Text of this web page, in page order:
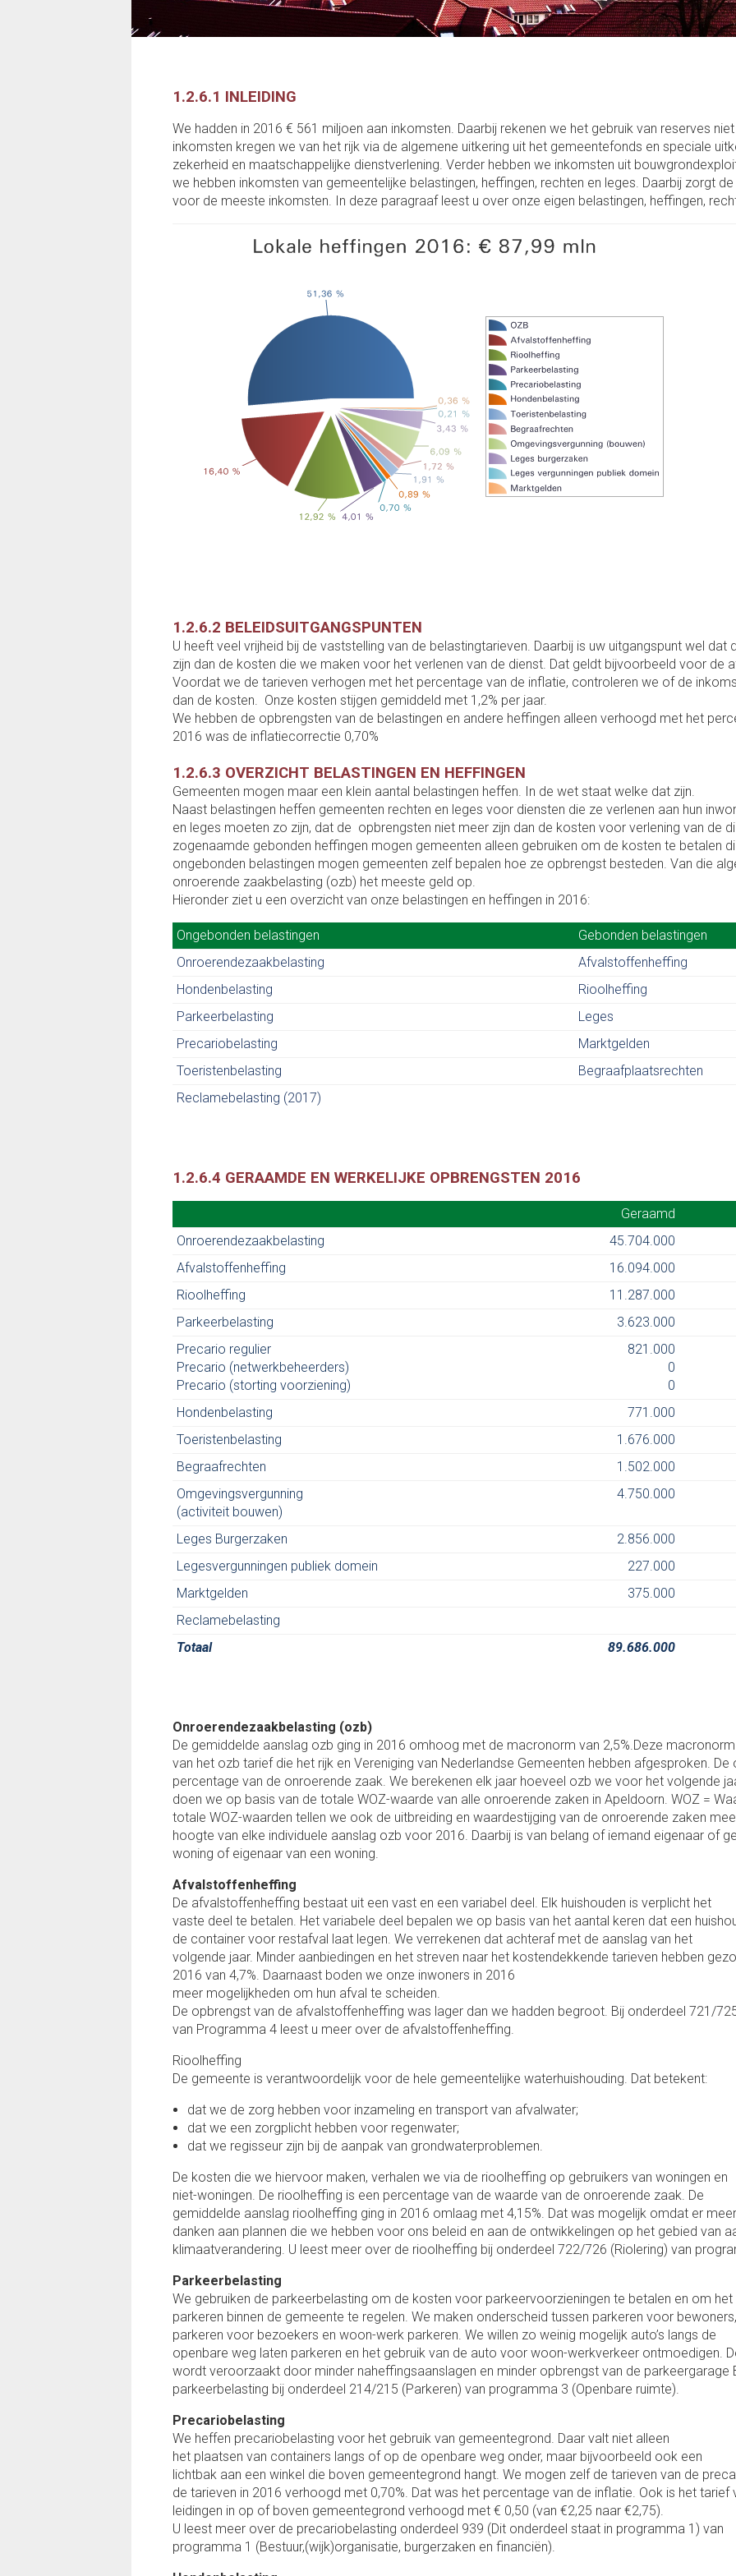
Door! met de buitenstad
en sport
beleid
Eigen vermogen
Schulden op korte termijn
Overlopende passiva
Niet uit de balans blijkende
1.2.6.1 INLEIDING
We hadden in 2016 € 561 miljoen aan inkomsten. Daarbij rekenen we het gebruik van reserves
inkomsten kregen we van het rijk via de algemene uitkering uit het gemeentefonds en speciale
zekerheid en maatschappelijke dienstverlening. Verder hebben we inkomsten uit
we hebben inkomsten van gemeentelijke belastingen, heffingen, rechten en leges. Daarbij zorgt
voor de meeste inkomsten. In deze paragraaf leest u over onze eigen belastingen, heffingen,
1.2.6.2 BELEIDSUITGANGSPUNTEN
U heeft veel vrijheid bij de vaststelling van de belastingtarieven. Daarbij is uw uitgangspunt wel
zijn dan de kosten die we maken voor het verlenen van de dienst. Dat geldt bijvoorbeeld voor de
Voordat we de tarieven verhogen met het percentage van de inflatie, controleren we of de
dan de kosten. Onze kosten stijgen gemiddeld met 1,2% per jaar.
We hebben de opbrengsten van de belastingen en andere heffingen alleen verhoogd met het
2016 was de inflatiecorrectie 0,70%
1.2.6.3 OVERZICHT BELASTINGEN EN HEFFINGEN
Gemeenten mogen maar een klein aantal belastingen heffen. In de wet staat welke dat zijn.
Naast belastingen heffen gemeenten rechten en leges voor diensten die ze verlenen aan hun
en leges moeten zo zijn, dat de opbrengsten niet meer zijn dan de kosten voor verlening van de
zogenaamde gebonden heffingen mogen gemeenten alleen gebruiken om de kosten te betalen
ongebonden belastingen mogen gemeenten zelf bepalen hoe ze opbrengst besteden. Van die
onroerende zaakbelasting (ozb) het meeste geld op.
Hieronder ziet u een overzicht van onze belastingen en heffingen in 2016:
Ongebonden belastingen Gebonden belastingen
Ongebonden belastingen
Gebonden belastingen
Onroerendezaakbelasting
Afvalstoffenheffing
Hondenbelasting
Rioolheffing
Parkeerbelasting
Leges
Precariobelasting
Marktgelden
Toeristenbelasting
Begraafplaatsrechten
Reclamebelasting (2017)
1.2.6.4 GERAAMDE EN WERKELIJKE OPBRENGSTEN 2016
Geraamd
Geraamd
Onroerendezaakbelasting
45.704.000
Afvalstoffenheffing
16.094.000
Rioolheffing
11.287.000
Parkeerbelasting
3.623.000
Precario regulier
Precario (netwerkbeheerders)
Precario (storting voorziening)
821.000
0
0
Hondenbelasting
771.000
Toeristenbelasting
1.676.000
Begraafrechten
1.502.000
Omgevingsvergunning
(activiteit bouwen)
4.750.000
Leges Burgerzaken
2.856.000
Legesvergunningen publiek domein
227.000
Marktgelden
375.000
Reclamebelasting
Totaal
89.686.000
Onroerendezaakbelasting (ozb)
De gemiddelde aanslag ozb ging in 2016 omhoog met de macronorm van 2,5%.Deze
van het ozb tarief die het rijk en Vereniging van Nederlandse Gemeenten hebben afgesproken.
percentage van de onroerende zaak. We berekenen elk jaar hoeveel ozb we voor het volgende
doen we op basis van de totale WOZ-waarde van alle onroerende zaken in Apeldoorn. WOZ =
totale WOZ-waarden tellen we ook de uitbreiding en waardestijging van de onroerende zaken
hoogte van elke individuele aanslag ozb voor 2016. Daarbij is van belang of iemand eigenaar of
woning of eigenaar van een woning.
Afvalstoffenheffing
De afvalstoffenheffing bestaat uit een vast en een variabel deel. Elk huishouden is verplicht het
vaste deel te betalen. Het variabele deel bepalen we op basis van het aantal keren dat een
de container voor restafval laat legen. We verrekenen dat achteraf met de aanslag van het
volgende jaar. Minder aanbiedingen en het streven naar het kostendekkende tarieven hebben
2016 van 4,7%. Daarnaast boden we onze inwoners in 2016
meer mogelijkheden om hun afval te scheiden.
De opbrengst van de afvalstoffenheffing was lager dan we hadden begroot. Bij onderdeel 721/
van Programma 4 leest u meer over de afvalstoffenheffing.
Rioolheffing
De gemeente is verantwoordelijk voor de hele gemeentelijke waterhuishouding. Dat betekent:
dat we de zorg hebben voor inzameling en transport van afvalwater;
dat we een zorgplicht hebben voor regenwater;
dat we regisseur zijn bij de aanpak van grondwaterproblemen.
De kosten die we hiervoor maken, verhalen we via de rioolheffing op gebruikers van woningen en
niet-woningen. De rioolheffing is een percentage van de waarde van de onroerende zaak. De
gemiddelde aanslag rioolheffing ging in 2016 omlaag met 4,15%. Dat was mogelijk omdat er
danken aan plannen die we hebben voor ons beleid en aan de ontwikkelingen op het gebied van
klimaatverandering. U leest meer over de rioolheffing bij onderdeel 722/726 (Riolering) van
Parkeerbelasting
We gebruiken de parkeerbelasting om de kosten voor parkeervoorzieningen te betalen en om het
parkeren binnen de gemeente te regelen. We maken onderscheid tussen parkeren voor bewoners,
parkeren voor bezoekers en woon-werk parkeren. We willen zo weinig mogelijk auto’s langs de
openbare weg laten parkeren en het gebruik van de auto voor woon-werkverkeer ontmoedigen.
wordt veroorzaakt door minder naheffingsaanslagen en minder opbrengst van de parkeergarage
parkeerbelasting bij onderdeel 214/215 (Parkeren) van programma 3 (Openbare ruimte).
Precariobelasting
We heffen precariobelasting voor het gebruik van gemeentegrond. Daar valt niet alleen
het plaatsen van containers langs of op de openbare weg onder, maar bijvoorbeeld ook een
lichtbak aan een winkel die boven gemeentegrond hangt. We mogen zelf de tarieven van de
de tarieven in 2016 verhoogd met 0,70%. Dat was het percentage van de inflatie. Ook is het
leidingen in op of boven gemeentegrond verhoogd met € 0,50 (van €2,25 naar €2,75).
U leest meer over de precariobelasting onderdeel 939 (Dit onderdeel staat in programma 1) van
programma 1 (Bestuur,(wijk)organisatie, burgerzaken en financiën).